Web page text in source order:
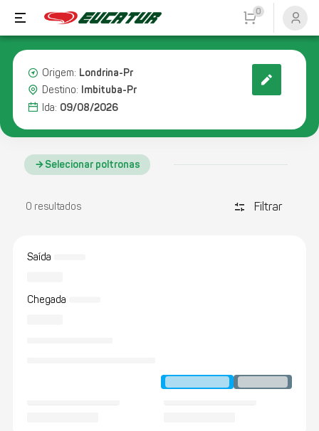
0
Origem: Londrina-Pr
Destino: Imbituba-Pr
Ida: 09/08/2026
Selecionar poltronas
0 resultados discover_tune Filtrar
Saída
Chegada